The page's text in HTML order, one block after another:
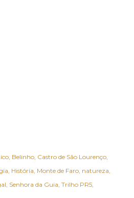
Belinho Castro de São Lourenço
História Monte de Faro natureza
Senhora da Guia Trilho PR5